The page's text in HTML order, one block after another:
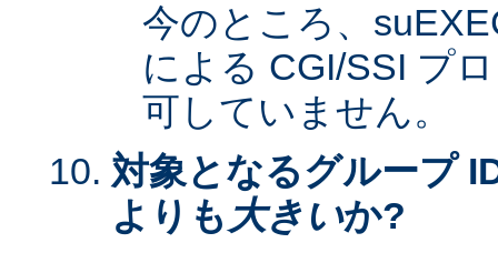
今のところ、
による CGI/SSI プ
可していません。
対象となるグループ
よりも 大きいか?